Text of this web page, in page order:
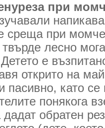
при
среща при
твърде лесно
е
открито на
пасивно, като се
понякога
обратен